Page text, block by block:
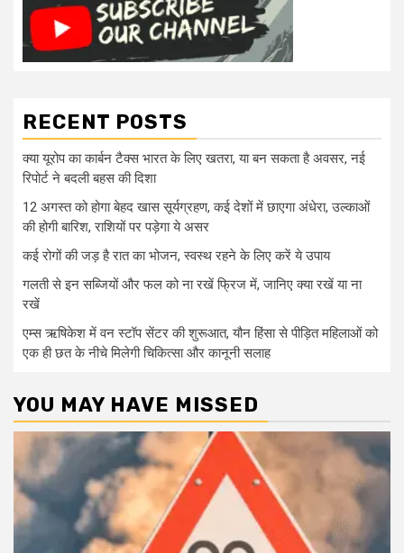
RECENT POSTS
क्या यूरोप का कार्बन टैक्स भारत के लिए खतरा, या बन सकता है अवसर, नई
रिपोर्ट ने बदली बहस की दिशा
12 अगस्त को होगा बेहद खास सूर्यग्रहण, कई देशों में छाएगा अंधेरा, उल्काओं
की होगी बारिश, राशियों पर पड़ेगा ये असर
कई रोगों की जड़ है रात का भोजन, स्वस्थ रहने के लिए करें ये उपाय
गलती से इन सब्जियों और फल को ना रखें फ्रिज में, जानिए क्या रखें या ना
रखें
एम्स ऋषिकेश में वन स्टॉप सेंटर की शुरूआत, यौन हिंसा से पीड़ित महिलाओं को
एक ही छत के नीचे मिलेगी चिकित्सा और कानूनी सलाह
YOU MAY HAVE MISSED